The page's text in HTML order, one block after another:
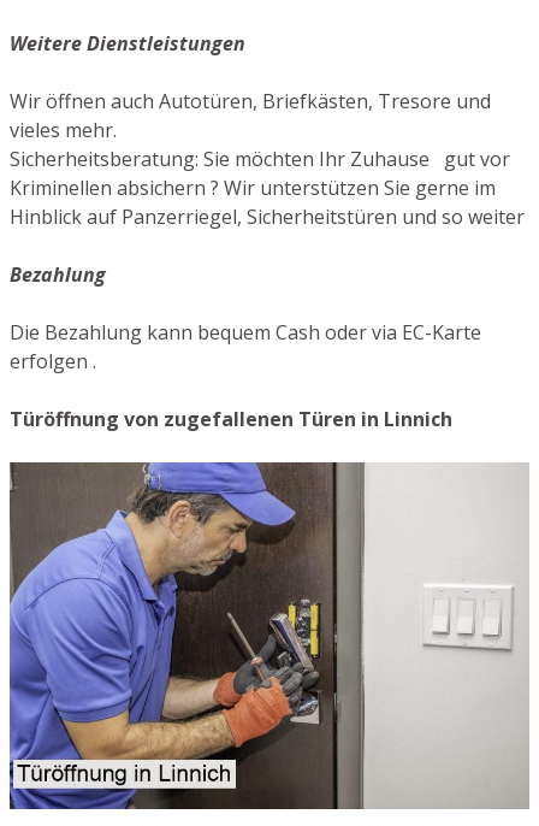
Weitere Dienstleistungen
Wir öffnen auch Autotüren, Briefkästen, Tresore und
vieles mehr.
Sicherheitsberatung: Sie möchten Ihr Zuhause gut vor
Kriminellen absichern ? Wir unterstützen Sie gerne im
Hinblick auf Panzerriegel, Sicherheitstüren und so weiter
Bezahlung
Die Bezahlung kann bequem Cash oder via EC-Karte
erfolgen .
Türöffnung von zugefallenen Türen in Linnich